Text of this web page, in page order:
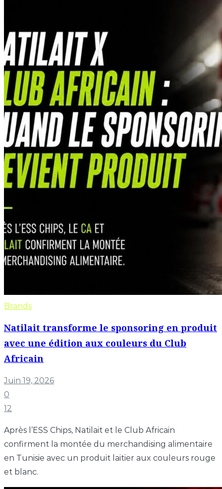
Brands
Natilait transforme le sponsoring en produit
avec une édition aux couleurs du Club
Africain
Juin 19, 2026
0
12
Après l’ESS Chips, Natilait et le Club Africain
confirment la montée du merchandising alimentaire
en Tunisie avec un produit laitier aux couleurs rouge
et blanc.